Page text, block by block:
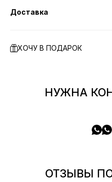
Доставка
ХОЧУ В ПОДАРОК
НУЖНА
ОТЗЫВЫ